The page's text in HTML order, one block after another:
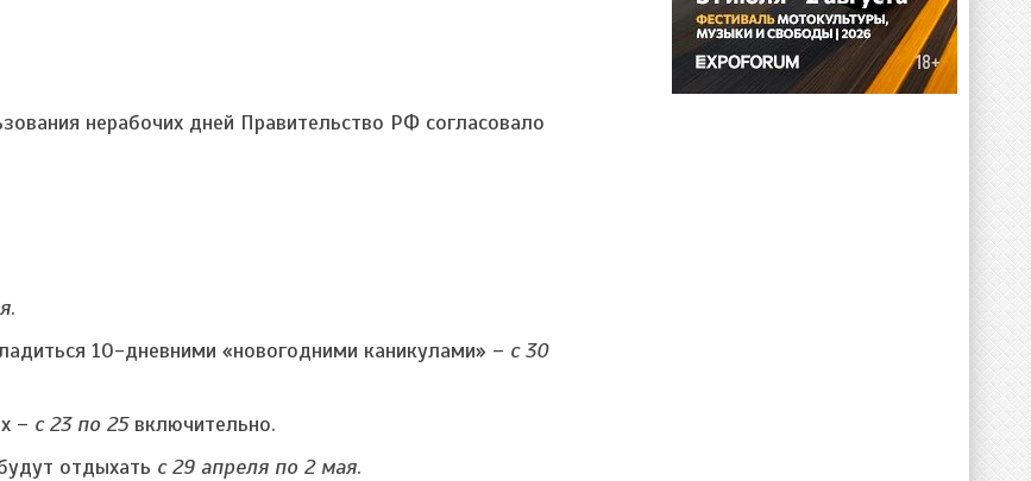
нерабочих дней Правительство РФ согласовало
.
10-дневними «новогодними каникулами» – с 30
– с 23 по 25включительно.
отдыхать с 29 апреля по 2 мая.